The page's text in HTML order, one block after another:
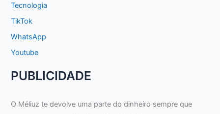
Tecnologia
TikTok
WhatsApp
Youtube
PUBLICIDADE
O Méliuz te devolve uma parte do dinheiro sempre que